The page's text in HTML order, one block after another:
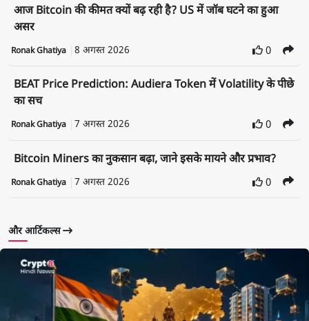
आज Bitcoin की कीमत क्यों बढ़ रही है? US में जॉब घटने का हुआ
असर
Ronak Ghatiya 8 अगस्त 2026 0
BEAT Price Prediction: Audiera Token में Volatility के पीछे
का सच
Ronak Ghatiya 7 अगस्त 2026 0
Bitcoin Miners का नुकसान बढ़ा, जाने इसके मायने और प्रभाव?
Ronak Ghatiya 7 अगस्त 2026 0
और आर्टिकल्स